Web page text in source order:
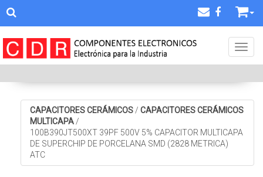
CAPACITORES CERÁMICOS / CAPACITORES CERÁMICOS
MULTICAPA /
100B390JT500XT 39PF 500V 5% CAPACITOR MULTICAPA
DE SUPERCHIP DE PORCELANA SMD (2828 METRICA)
ATC